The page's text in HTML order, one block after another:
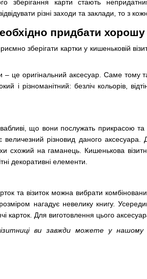
зберігання карти стають
різні заходи та заклади, то з
придбати хорошу
зберігати картки у кишеньковій
– це оригінальний аксесуар. Саме тому
і різноманітний: безліч кольорів,
що вони послужать прикрасою
величезний різновид даного аксесуара.
схожий на гаманець. Кишенькова
декоративні елементи.
та візиток можна вибрати
нагадує невелику книгу.
карток. Для виготовлення цього
ви завжди можете у нашому